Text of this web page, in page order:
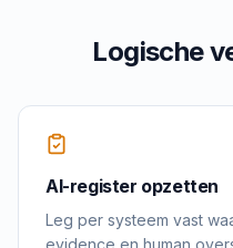
Logische
AI-register opzetten
Leg per systeem vast
evidence en human